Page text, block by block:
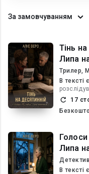
За замовчуванням
Тінь
Липа
Трилер,
В текcті
17
Голоси
Липа
В текcті